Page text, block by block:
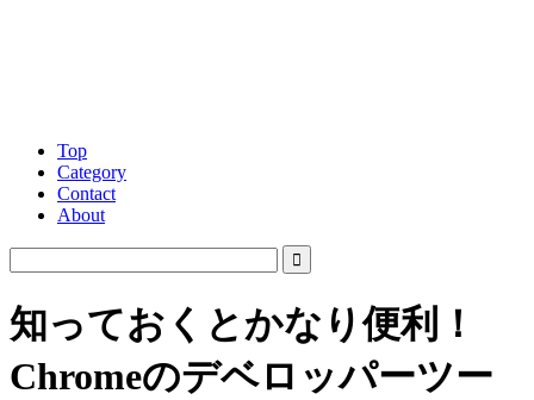
Top
Category
Contact
About
知っておくとかなり便利！
Chromeのデベロッパーツー